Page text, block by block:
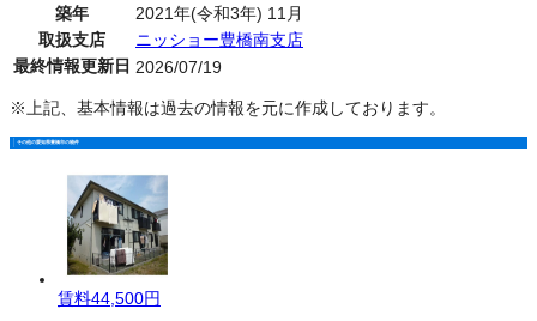
築年
2021年(令和3年) 11月
取扱支店
ニッショー豊橋南支店
最終情報更新日 2026/07/19
※上記、基本情報は過去の情報を元に作成しております。
その他の愛知県豊橋市の物件
賃料44,500円